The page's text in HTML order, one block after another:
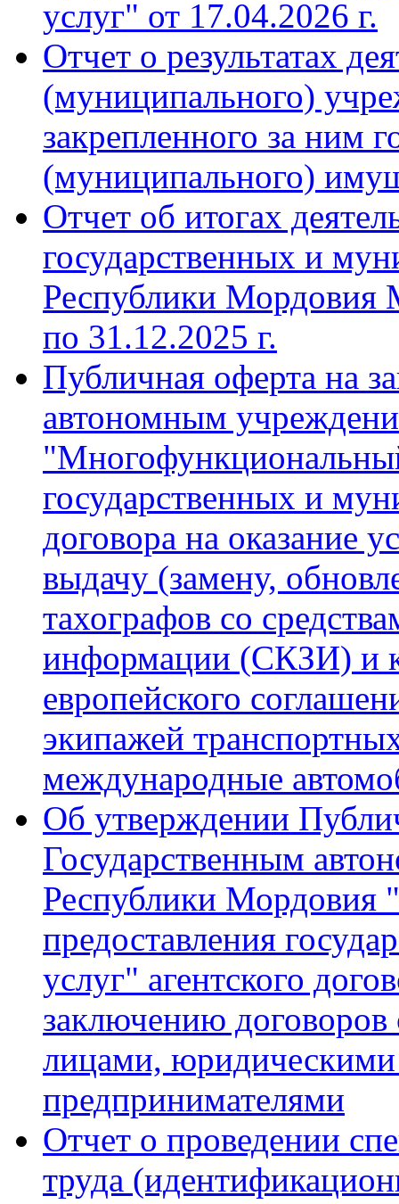
услуг" от 17.04.2026 г.
Отчет о результатах
(муниципального)
закрепленного за ним
(муниципального)
Отчет об итогах
государственных и
Республики Мордовия
по 31.12.2025 г.
Публичная оферта на
автономным
государственных и
договора на оказание
выдачу (замену,
тахографов со
информации (СКЗИ) и
европейского
экипажей
международные
Об утверждении
Государственным
Республики Мордовия
предоставления
услуг" агентского
заключению договоров
лицами,
предпринимателями
Отчет о проведении
труда